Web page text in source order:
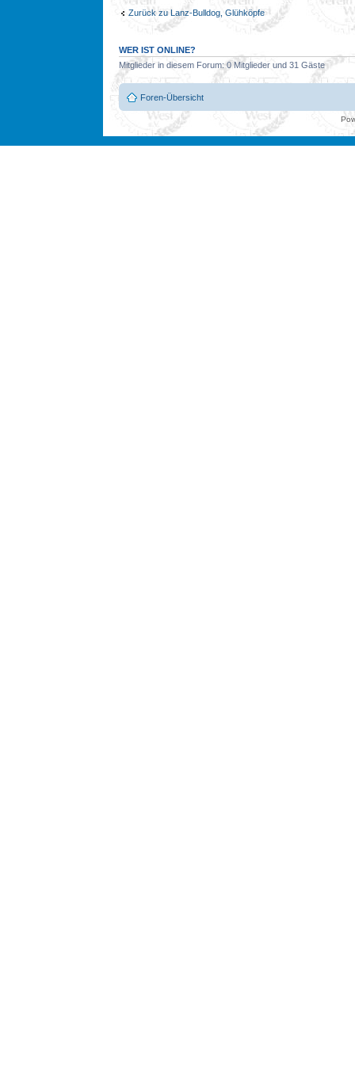
Zurück zu Lanz-Bulldog, Glühköpfe
WER IST ONLINE?
Mitglieder in diesem Forum: 0 Mitglieder und 31 Gäste
Foren-Übersicht